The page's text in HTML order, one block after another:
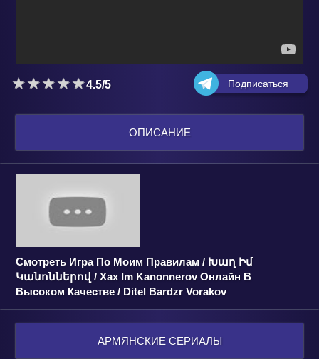
4.5/5 Подписаться
ОПИСАНИЕ
Смотреть Игра По Моим Правилам / Խաղ Իմ
Կանոններով / Xax Im Kanonnerov Онлайн В
Высоком Качестве / Ditel Bardzr Vorakov
АРМЯНСКИЕ СЕРИАЛЫ